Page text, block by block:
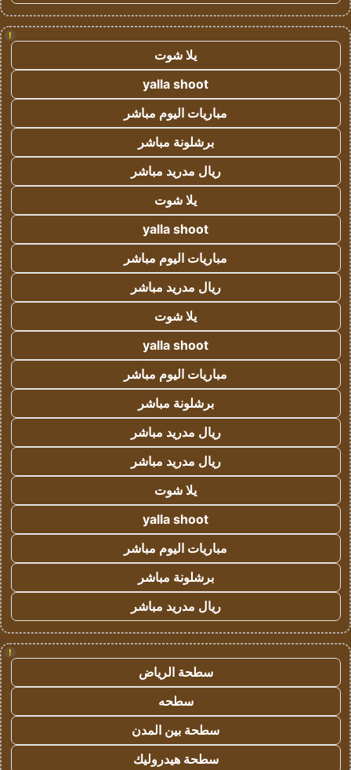
!
يلا شوت
yalla shoot
مباريات اليوم مباشر
برشلونة مباشر
ريال مدريد مباشر
يلا شوت
yalla shoot
مباريات اليوم مباشر
ريال مدريد مباشر
يلا شوت
yalla shoot
مباريات اليوم مباشر
برشلونة مباشر
ريال مدريد مباشر
ريال مدريد مباشر
يلا شوت
yalla shoot
مباريات اليوم مباشر
برشلونة مباشر
ريال مدريد مباشر
!
سطحة الرياض
سطحه
سطحة بين المدن
سطحة هيدروليك